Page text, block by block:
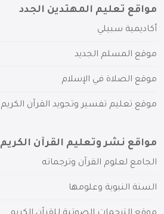
مواقع تعليم المهتدين الجدد
أكاديمية سبيلي
موقع المسلم الجديد
موقع الصلاة في الإسلام
موقع تعليم تفسير وتجويد القرآن الكريم
مواقع نشر وتعليم القرآن الكريم
الجامع لعلوم القرآن وترجماته
السنة النبوية وعلومها